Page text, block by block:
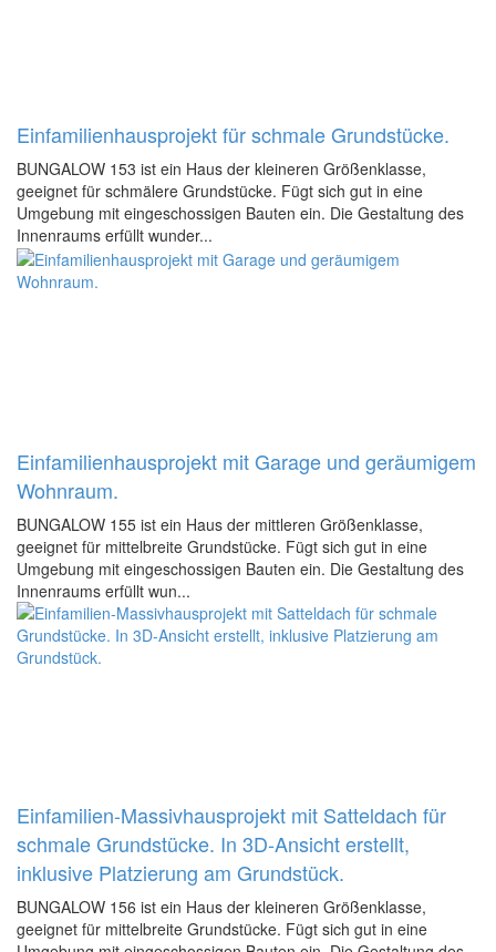
Einfamilienhausprojekt für schmale Grundstücke.
BUNGALOW 153 ist ein Haus der kleineren Größenklasse,
geeignet für schmälere Grundstücke. Fügt sich gut in eine
Umgebung mit eingeschossigen Bauten ein. Die Gestaltung des
Innenraums erfüllt wunder...
Einfamilienhausprojekt mit Garage und geräumigem
Wohnraum.
BUNGALOW 155 ist ein Haus der mittleren Größenklasse,
geeignet für mittelbreite Grundstücke. Fügt sich gut in eine
Umgebung mit eingeschossigen Bauten ein. Die Gestaltung des
Innenraums erfüllt wun...
Einfamilien-Massivhausprojekt mit Satteldach für
schmale Grundstücke. In 3D-Ansicht erstellt,
inklusive Platzierung am Grundstück.
BUNGALOW 156 ist ein Haus der kleineren Größenklasse,
geeignet für mittelbreite Grundstücke. Fügt sich gut in eine